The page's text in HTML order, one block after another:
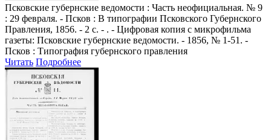
Псковские губернские ведомости : Часть неофициальная. № 9
: 29 февраля. - Псков : В типографии Псковского Губернского
Правления, 1856. - 2 с. - . - Цифровая копия с микрофильма
газеты: Псковские губернские ведомости. - 1856, № 1-51. -
Псков : Типография губернского правления
Читать Подробнее